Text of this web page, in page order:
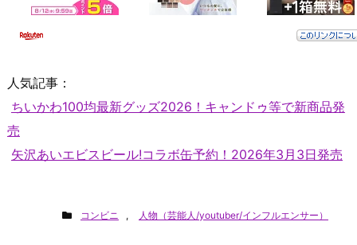
人気記事：
ちいかわ100均最新グッズ2026！キャンドゥ等で新商品発
売
矢沢あいエビスビール!コラボ缶予約！2026年3月3日発売
コンビニ , 人物（芸能人/youtuber/インフルエンサー）